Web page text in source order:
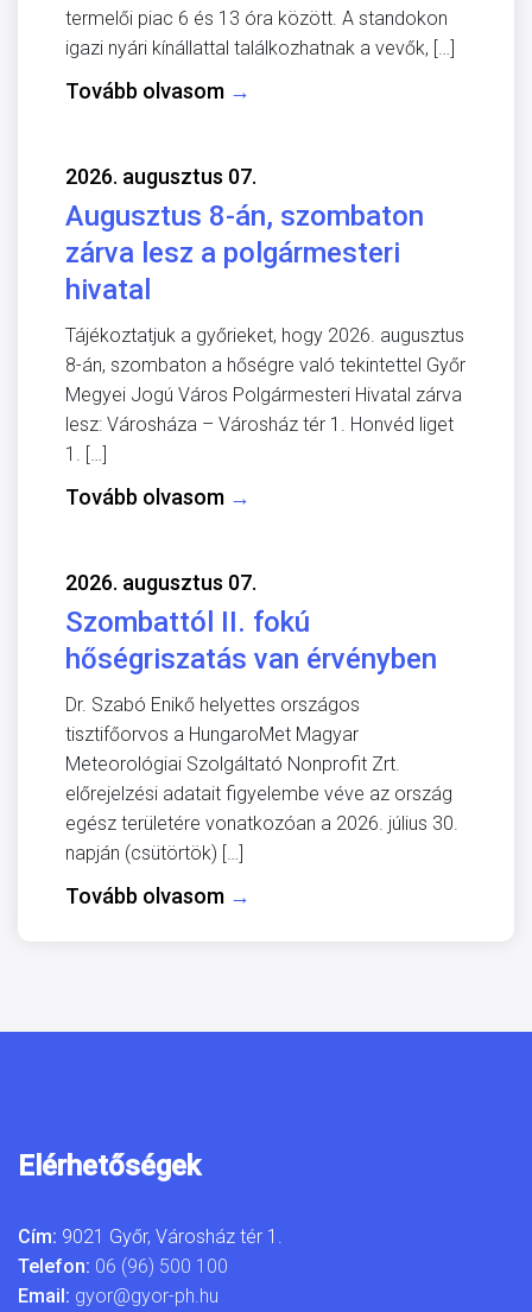
termelői piac 6 és 13 óra között. A standokon
igazi nyári kínállattal találkozhatnak a vevők, […]
Tovább olvasom →
2026. augusztus 07.
Augusztus 8-án, szombaton
zárva lesz a polgármesteri
hivatal
Tájékoztatjuk a győrieket, hogy 2026. augusztus
8-án, szombaton a hőségre való tekintettel Győr
Megyei Jogú Város Polgármesteri Hivatal zárva
lesz: Városháza – Városház tér 1. Honvéd liget
1. […]
Tovább olvasom →
2026. augusztus 07.
Szombattól II. fokú
hőségriszatás van érvényben
Dr. Szabó Enikő helyettes országos
tisztifőorvos a HungaroMet Magyar
Meteorológiai Szolgáltató Nonprofit Zrt.
előrejelzési adatait figyelembe véve az ország
egész területére vonatkozóan a 2026. július 30.
napján (csütörtök) […]
Tovább olvasom →
Elérhetőségek
Cím: 9021 Győr, Városház tér 1.
Telefon: 06 (96) 500 100
Email: gyor@gyor-ph.hu